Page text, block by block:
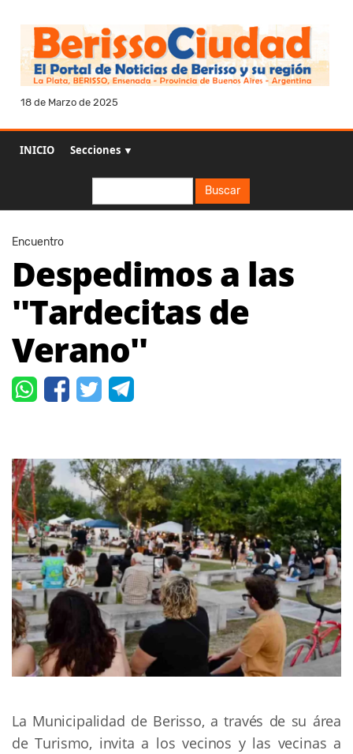
18 de Marzo de 2025
INICIO Secciones ▼
Buscar
Encuentro
Despedimos a las
''Tardecitas de
Verano''
La Municipalidad de Berisso, a través de su área
de Turismo, invita a los vecinos y las vecinas a